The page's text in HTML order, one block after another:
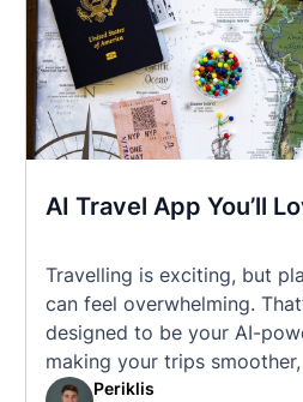
AI Travel App You’ll
Travelling is exciting, but
can feel overwhelming.
designed to be your AI-
making your trips
free. 🧭 What Makes the
Periklis